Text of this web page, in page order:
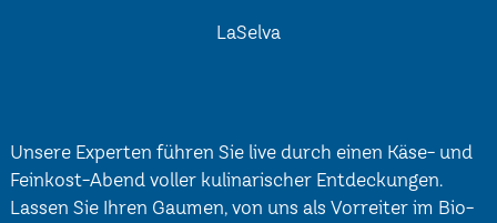
LaSelva
Unsere Experten führen Sie live durch einen Käse- und
Feinkost-Abend voller kulinarischer Entdeckungen.
Lassen Sie Ihren Gaumen, von uns als Vorreiter im Bio-